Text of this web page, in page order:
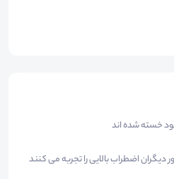
خسته شده اند
اضطراب بالایی را تجربه می کنند